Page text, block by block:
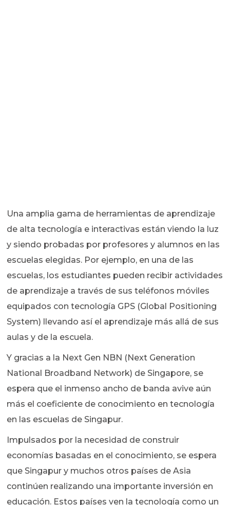
Una amplia gama de herramientas de aprendizaje
de alta tecnología e interactivas están viendo la luz
y siendo probadas por profesores y alumnos en las
escuelas elegidas. Por ejemplo, en una de las
escuelas, los estudiantes pueden recibir actividades
de aprendizaje a través de sus teléfonos móviles
equipados con tecnología GPS (Global Positioning
System) llevando así el aprendizaje más allá de sus
aulas y de la escuela.
Y gracias a la Next Gen NBN (Next Generation
National Broadband Network) de Singapore, se
espera que el inmenso ancho de banda avive aún
más el coeficiente de conocimiento en tecnología
en las escuelas de Singapur.
Impulsados por la necesidad de construir
economías basadas en el conocimiento, se espera
que Singapur y muchos otros países de Asia
continúen realizando una importante inversión en
educación. Estos países ven la tecnología como un